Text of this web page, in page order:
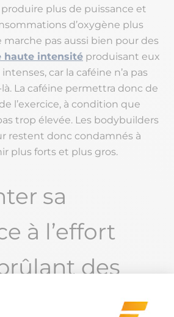
produire plus de puissance et
d’oxygène plus
marche pas aussi bien pour des
haute intensité produisant eux
car la caféine n’a pas
là. La caféine permettra donc de
l’exercice, à condition que
trop élevée. Les bodybuilders
restent donc condamnés à
plus forts et plus gros.
sa
à l’effort
des